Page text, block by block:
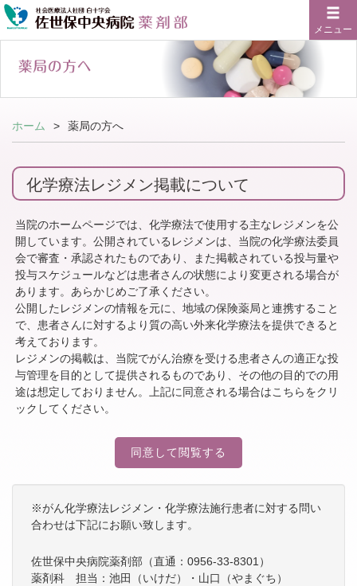
メニュー
ホーム 薬局の方へ
化学療法レジメン掲載について
当院のホームページでは、化学療法で使用する主なレジメンを公
開しています。公開されているレジメンは、当院の化学療法委員
会で審査・承認されたものであり、また掲載されている投与量や
投与スケジュールなどは患者さんの状態により変更される場合が
あります。あらかじめご了承ください。
公開したレジメンの情報を元に、地域の保険薬局と連携すること
で、患者さんに対するより質の高い外来化学療法を提供できると
考えております。
レジメンの掲載は、当院でがん治療を受ける患者さんの適正な投
与管理を目的として提供されるものであり、その他の目的での用
途は想定しておりません。上記に同意される場合はこちらをクリ
ックしてください。
同意して閲覧する
※がん化学療法レジメン・化学療法施行患者に対する問い
合わせは下記にお願い致します。
佐世保中央病院薬剤部（直通：0956-33-8301）
薬剤科 担当：池田（いけだ）・山口（やまぐち）